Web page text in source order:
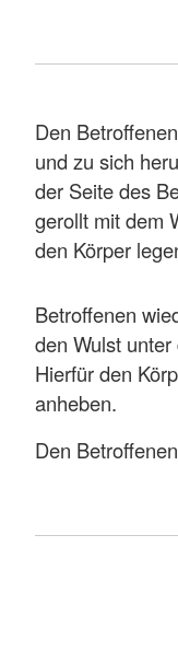
Den
und zu sich
der Seite des
gerollt mit dem
den Körper
Betroffenen
den Wulst
Hierfür den
anheben.
Den